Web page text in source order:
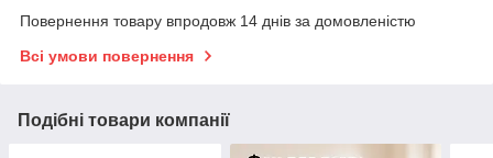
Повернення товару впродовж 14 днів за домовленістю
Всі умови повернення
Подібні товари компанії